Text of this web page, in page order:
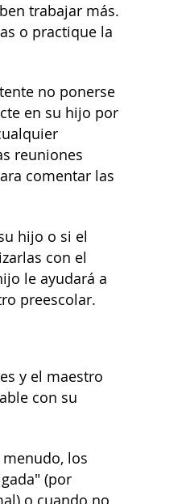
trabajar más.
o practique la
no ponerse
en su hijo por
reuniones
comentar las
hijo o si el
con el
le ayudará a
preescolar.
y el maestro
con su
los
(por
o cuando no